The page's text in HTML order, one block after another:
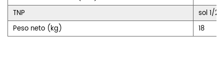
TNP
sol 1/2
Peso neto (kg)
18